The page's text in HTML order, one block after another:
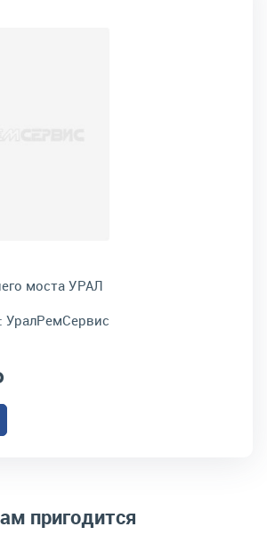
моста УРАЛ
УралРемСервис
пригодится